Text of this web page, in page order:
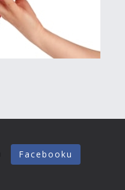
Facebooku